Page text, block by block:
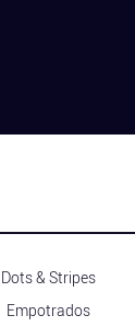
Dots & Stripes
Empotrados